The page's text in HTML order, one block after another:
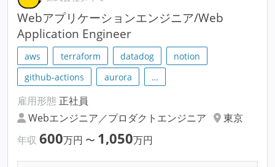
Webアプリケーションエンジニア/Web
Application Engineer
aws terraform datadog
notion
github-actions
aurora …
雇用形態 正社員
Webエンジニア／プロダクトエンジニア
東京
年収 600万円 〜 1,050万円